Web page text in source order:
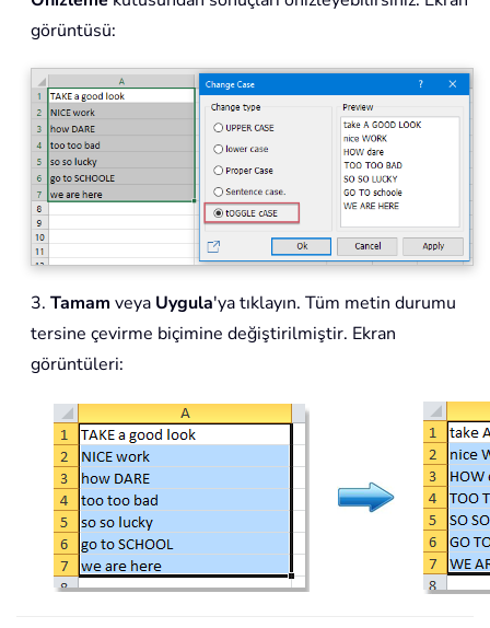
görüntüsü:
3. Tamam veya Uygula'ya tıklayın. Tüm metin durumu
tersine çevirme biçimine değiştirilmiştir. Ekran
görüntüleri: